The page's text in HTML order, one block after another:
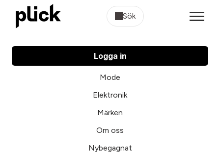
Sök
Logga in
Mode
Elektronik
Märken
Om oss
Nybegagnat